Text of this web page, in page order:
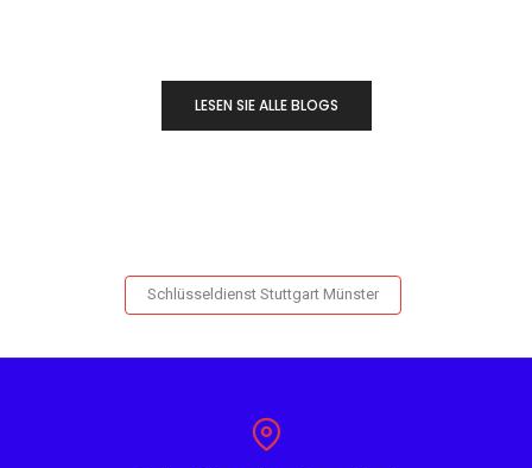
LESEN SIE ALLE BLOGS
Schlüsseldienst Stuttgart Münster